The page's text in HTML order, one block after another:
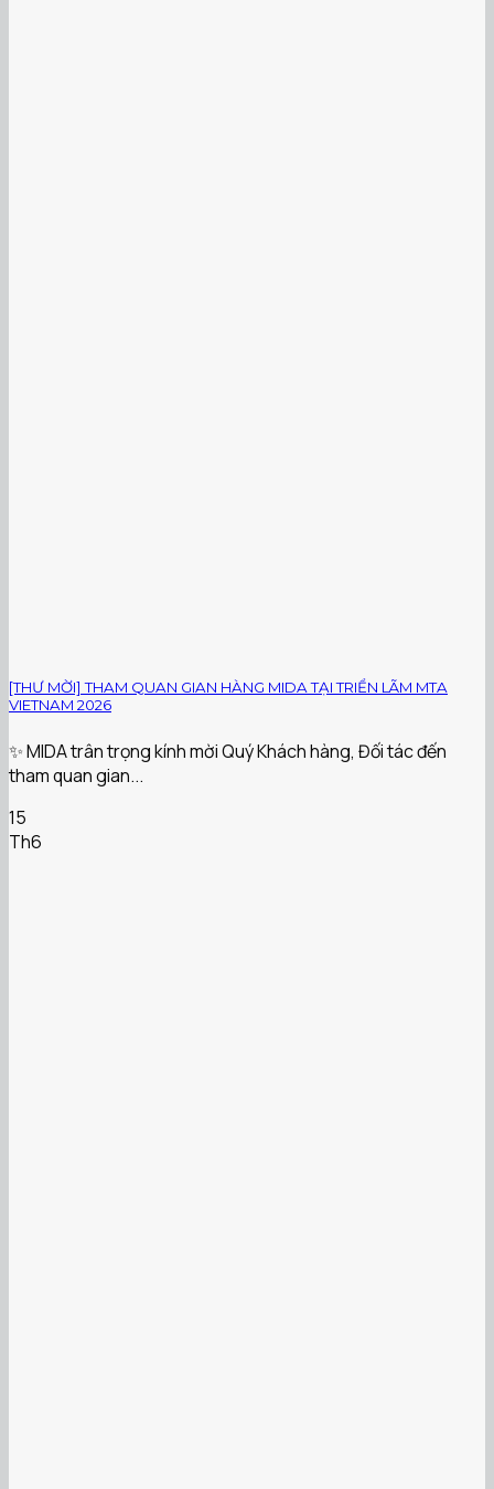
[THƯ MỜI] THAM QUAN GIAN HÀNG MIDA TẠI TRIỂN LÃM MTA
VIETNAM 2026
✨ MIDA trân trọng kính mời Quý Khách hàng, Đối tác đến
tham quan gian...
15
Th6